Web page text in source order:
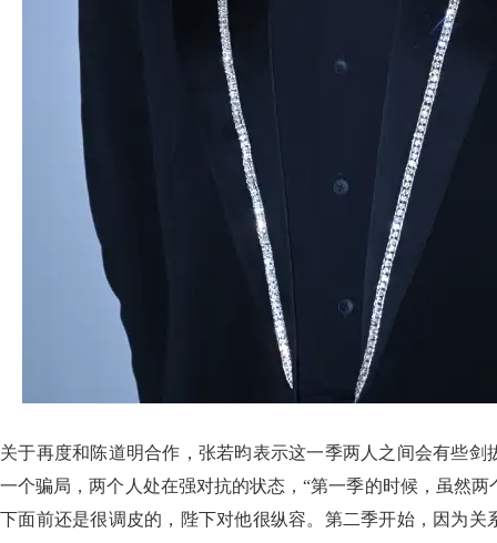
关于再度和陈道明合作，张若昀表示这一季两人之间会有些剑
一个骗局，两个人处在强对抗的状态，“第一季的时候，虽然
下面前还是很调皮的，陛下对他很纵容。第二季开始，因为关